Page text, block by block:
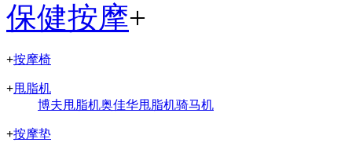
保健按摩+
+按摩椅
+甩脂机
博夫甩脂机奥佳华甩脂机骑马机
+按摩垫